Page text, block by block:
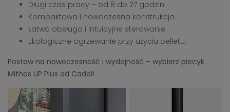
Długi czas pracy – od 8 do 27 godzin.
Kompaktowa i nowoczesna konstrukcja.
Łatwa obsługa i intuicyjne sterowanie.
Ekologiczne ogrzewanie przy użyciu pelletu.
Postaw na nowoczesność i wydajność – wybierz piecyk
Mithos UP Plus od Cadel!